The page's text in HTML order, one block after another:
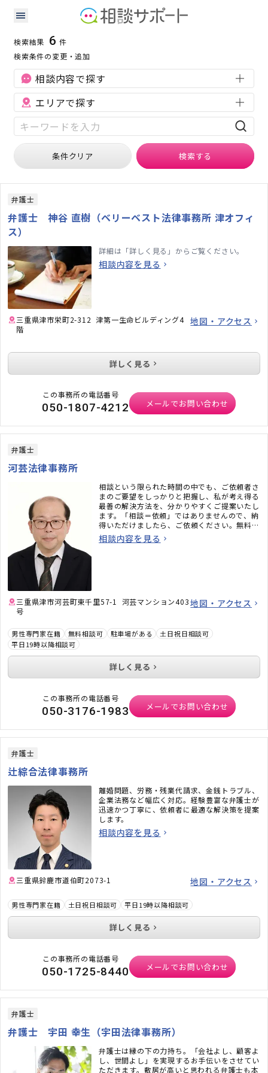
三重県の労働問題に強い専門家の検索結果
労働問題
検索結果 6 件
検索条件の変更・追加
相談内容で探す
エリアで探す
条件クリア 検索する
弁護士
弁護士 神谷 直樹（ベリーベスト法律事務所 津オフィ
ス）
詳細は「詳しく見る」からご覧ください。
相談内容を見る
三重県津市栄町2-312 津第一生命ビルディング4
階
地図・アクセス
詳しく見る
この事務所の電話番号
050-1807-4212 メールでお問い合わせ
弁護士
河芸法律事務所
相談という限られた時間の中でも、ご依頼者さ
まのご要望をしっかりと把握し、私が考え得る
最善の解決方法を、分かりやすくご提案いたし
ます。「相談＝依頼」ではありませんので、納
得いただけましたら、ご依頼ください。無料の
初回相談でも、通常の相談と同様に、丁寧にお
話を伺わせていただきます。
相談内容を見る
三重県津市河芸町東千里57-1 河芸マンション403
号
地図・アクセス
男性専門家在籍 無料相談可 駐車場がある
土日祝日相談可
平日19時以降相談可
詳しく見る
この事務所の電話番号
050-3176-1983 メールでお問い合わせ
弁護士
辻綜合法律事務所
離婚問題、労務・残業代請求、金銭トラブル、
企業法務など幅広く対応。経験豊富な弁護士が
迅速かつ丁寧に、依頼者に最適な解決策を提案
します。
相談内容を見る
三重県鈴鹿市道伯町2073-1 地図・アクセス
男性専門家在籍 土日祝日相談可 平日19時以降相談可
詳しく見る
この事務所の電話番号
050-1725-8440 メールでお問い合わせ
弁護士
弁護士 宇田 幸生（宇田法律事務所）
弁護士は縁の下の力持ち。「会社よし、顧客よ
し、世間よし」を実現するお手伝いをさせてい
ただきます。敷居が高いと思われる弁護士も本